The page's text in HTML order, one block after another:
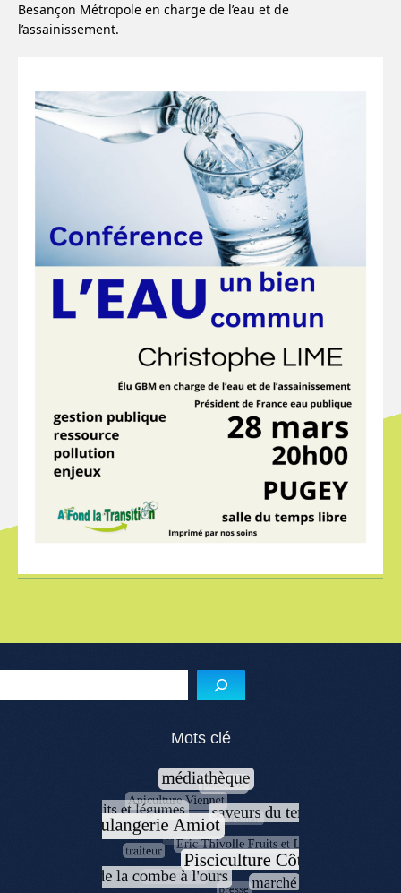
Besançon Métropole en charge de l’eau et de
l’assainissement.
Mots clé